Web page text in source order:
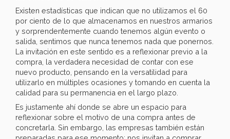
Existen estadísticas que indican que no utilizamos el 60
por ciento de lo que almacenamos en nuestros armarios
y sorprendentemente cuando tenemos algún evento o
salida, sentimos que nunca tenemos nada que ponernos.
La invitación en este sentido es a reflexionar previo a la
compra, la verdadera necesidad de contar con ese
nuevo producto, pensando en la versatilidad para
utilizarlo en múltiples ocasiones y tomando en cuenta la
calidad para su permanencia en el largo plazo.
Es justamente ahí donde se abre un espacio para
reflexionar sobre el motivo de una compra antes de
concretarla. Sin embargo, las empresas también están